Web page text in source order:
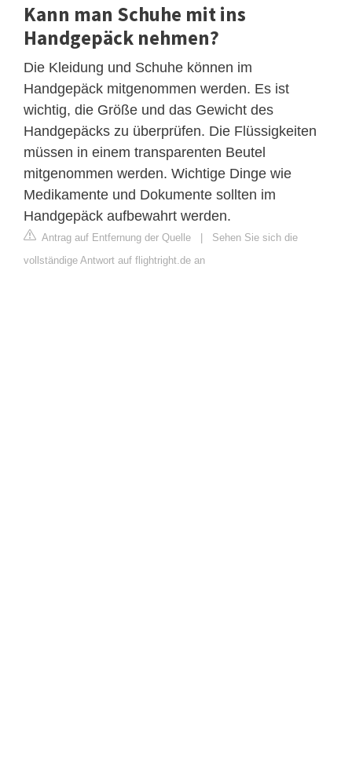
Kann man Schuhe mit ins
Handgepäck nehmen?
Die Kleidung und Schuhe können im
Handgepäck mitgenommen werden. Es ist
wichtig, die Größe und das Gewicht des
Handgepäcks zu überprüfen. Die Flüssigkeiten
müssen in einem transparenten Beutel
mitgenommen werden. Wichtige Dinge wie
Medikamente und Dokumente sollten im
Handgepäck aufbewahrt werden.
Antrag auf Entfernung der Quelle | Sehen Sie sich die
vollständige Antwort auf flightright.de an